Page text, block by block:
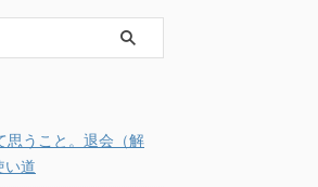
思うこと。退会（解
い道